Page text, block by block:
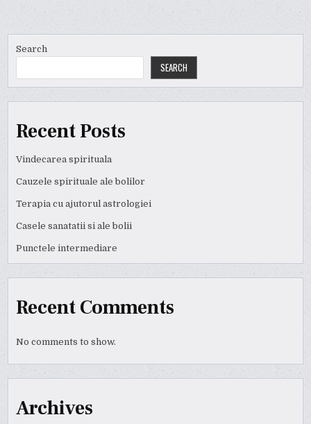
Search
SEARCH
Recent Posts
Vindecarea spirituala
Cauzele spirituale ale bolilor
Terapia cu ajutorul astrologiei
Casele sanatatii si ale bolii
Punctele intermediare
Recent Comments
No comments to show.
Archives